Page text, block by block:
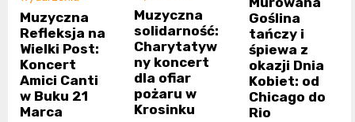
Muzyczna
Refleksja na
Wielki Post:
Koncert
Amici Canti
w Buku 21
Marca
Muzyczna
solidarność:
Charytatyw
ny koncert
dla ofiar
pożaru w
Krosinku
Goślina
tańczy i
śpiewa z
okazji Dnia
Kobiet: od
Chicago do
Rio